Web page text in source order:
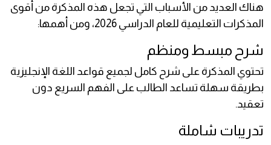
هناك العديد من الأسباب التي تجعل هذه المذكرة من أقوى
المذكرات التعليمية للعام الدراسي 2026، ومن أهمها:
شرح مبسط ومنظم
تحتوي المذكرة على شرح كامل لجميع قواعد اللغة الإنجليزية
بطريقة سهلة تساعد الطالب على الفهم السريع دون
تعقيد.
تدريبات شاملة